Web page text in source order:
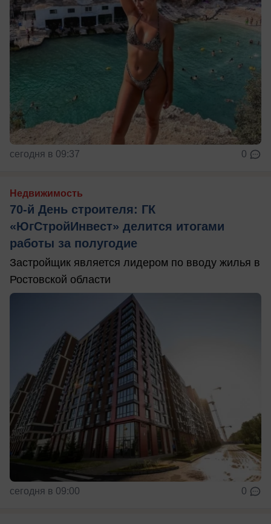
сегодня в 09:37 0
Недвижимость
70-й День строителя: ГК
«ЮгСтройИнвест» делится итогами
работы за полугодие
Застройщик является лидером по вводу жилья в
Ростовской области
сегодня в 09:00 0